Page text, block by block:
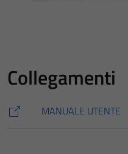
Collegamenti
MANUALE UTENTE